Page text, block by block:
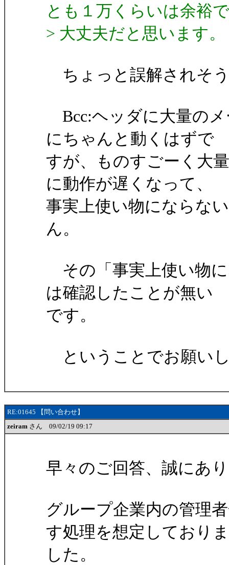
とも１万くらいは余裕で
> 大丈夫だと思います。
ちょっと誤解されそ
Bcc:ヘッダに大量の
にちゃんと動くはずで
すが、ものすごーく大
に動作が遅くなって、
事実上使い物にならな
ん。
その「事実上使い物
は確認したことが無い
です。
ということでお願い
RE:01645 【問い合わせ】
zeiram さん 09/02/19 09:17
早々のご回答、誠にあ
グループ企業内の管理
す処理を想定しておりま
した。